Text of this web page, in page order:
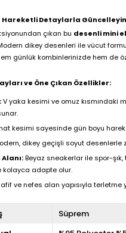
Hareketli Detaylarla
çıkan bu desenli mini
dikey desenleri ile vücut
günlük kombinlerinizde hem de
ve Öne Çıkan Özellikler:
V yaka kesimi ve omuz kısmındaki
kesimi sayesinde gün boyu
dikey geçişli soyut desenlerle
Beyaz sneakerlar ile spor-
kolayca adapte olur.
ve nefes alan yapısıyla
Süprem